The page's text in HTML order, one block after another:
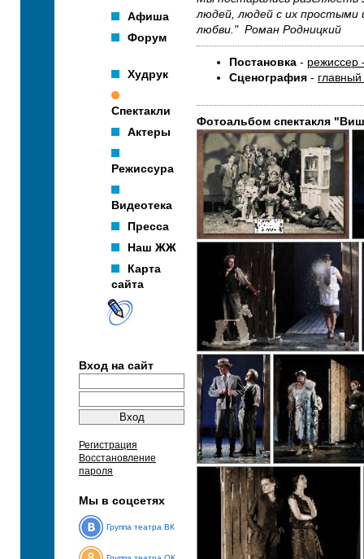
Афиша
Форум
Худрук
Спектакли
Актеры
Режиссура
Видеотека
Пресса
Наш ЖЖ
Карта
сайта
Вход на сайт
Регистрация
Восстановление
пароля
Мы в соцсетях
Группа театра ВК
людей, людей с их простыми
любви." Роман Родницкий
Постановка - режиссер
Сценография -
Фотоальбом спектакля